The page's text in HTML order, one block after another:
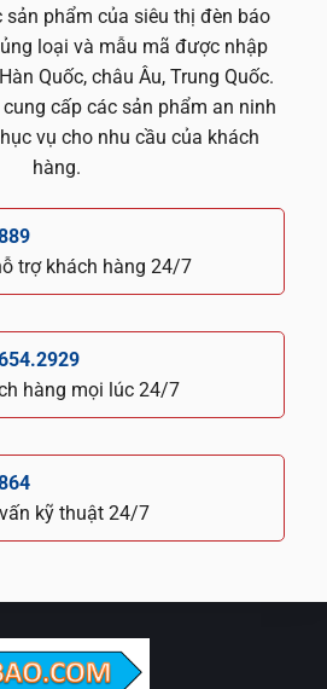
sản phẩm của siêu thị đèn báo
loại và mẫu mã được nhập
Quốc, châu Âu, Trung Quốc.
cấp các sản phẩm an ninh
vụ cho nhu cầu của khách
hàng.
trợ khách hàng 24/7
hàng mọi lúc 24/7
kỹ thuật 24/7